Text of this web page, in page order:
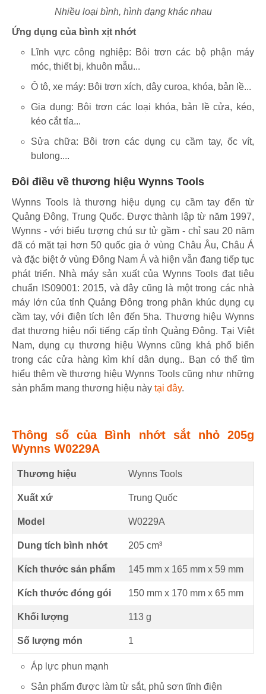
Nhiều loại bình, hình dạng khác nhau
Ứng dụng của bình xịt nhớt
Lĩnh vực công nghiệp: Bôi trơn các bộ phận máy
móc, thiết bị, khuôn mẫu...
Ô tô, xe máy: Bôi trơn xích, dây curoa, khóa, bản lề...
Gia dụng: Bôi trơn các loại khóa, bản lề cửa, kéo,
kéo cắt tỉa...
Sửa chữa: Bôi trơn các dụng cụ cầm tay, ốc vít,
bulong....
Đôi điều về thương hiệu Wynns Tools
Wynns Tools là thương hiệu dụng cụ cầm tay đến từ
Quảng Đông, Trung Quốc. Được thành lập từ năm 1997,
Wynns - với biểu tượng chú sư tử gầm - chỉ sau 20 năm
đã có mặt tại hơn 50 quốc gia ở vùng Châu Âu, Châu Á
và đặc biệt ở vùng Đông Nam Á và hiện vẫn đang tiếp tục
phát triển. Nhà máy sản xuất của Wynns Tools đạt tiêu
chuẩn IS09001: 2015, và đây cũng là một trong các nhà
máy lớn của tỉnh Quảng Đông trong phân khúc dụng cụ
cầm tay, với điện tích lên đến 5ha. Thương hiệu Wynns
đạt thương hiệu nổi tiếng cấp tỉnh Quảng Đông. Tại Việt
Nam, dụng cụ thương hiệu Wynns cũng khá phổ biến
trong các cửa hàng kìm khí dân dụng.. Bạn có thể tìm
hiểu thêm về thương hiệu Wynns Tools cũng như những
sản phẩm mang thương hiệu này tại đây.
Thông số của Bình nhớt sắt nhỏ 205g
Wynns W0229A
Thương hiệu Wynns Tools
Xuất xứ Trung Quốc
Model W0229A
Dung tích bình nhớt 205 cm³
Kích thước sản phẩm 145 mm x 165 mm x 59 mm
Kích thước đóng gói 150 mm x 170 mm x 65 mm
Khối lượng 113 g
Số lượng món 1
Áp lực phun mạnh
Sản phẩm được làm từ sắt, phủ sơn tĩnh điện